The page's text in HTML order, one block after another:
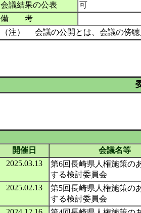
会議結果の公表
可
備 考
（注） 会議の公開とは、会議の傍
開催日
会議名等
2025.03.13
第6回長崎県人権施策の
する検討委員会
2025.02.13
第5回長崎県人権施策の
する検討委員会